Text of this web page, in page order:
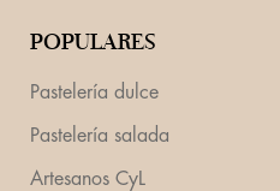
POPULARES
Pastelería dulce
Pastelería salada
Artesanos CyL